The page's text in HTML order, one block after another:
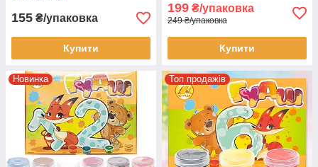
155 ₴/упаковка
Купити
199 ₴/упаковка
249 ₴/упаковка
Купити
Новинка Топ продажів